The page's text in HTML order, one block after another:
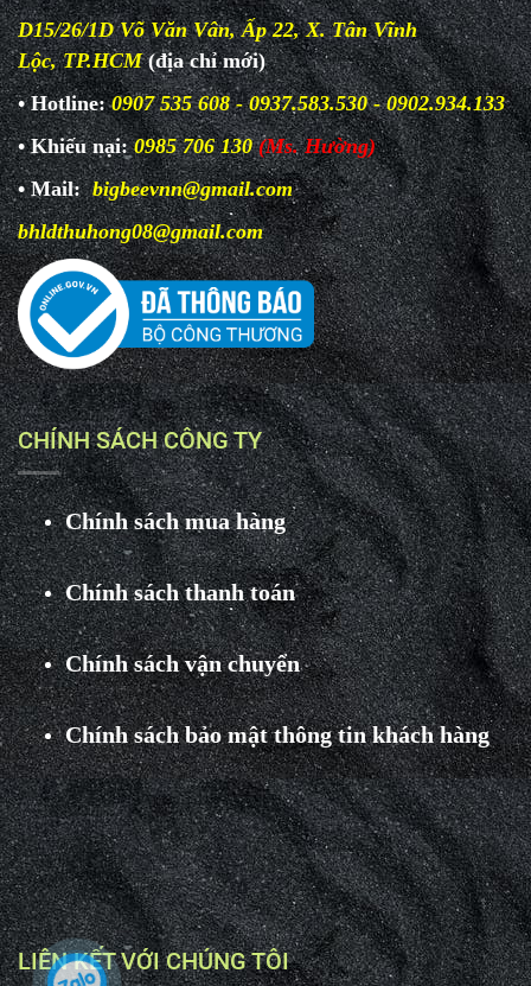
D15/26/1D Võ Văn Vân, Ấp 22, X. Tân Vĩnh
Lộc, TP.HCM(địa chỉ mới)
• Hotline:0907 535 608 - 0937.583.530 - 0902.934.133
• Khiếu nại: 0985 706 130 (Ms. Hường)
• Mail:bigbeevnn@gmail.com
bhldthuhong08@gmail.com
CHÍNH SÁCH CÔNG TY
Chính sách mua hàng
Chính sách thanh toán
Chính sách vận chuyển
Chính sách bảo mật thông tin khách hàng
LIÊN KẾT VỚI CHÚNG TÔI